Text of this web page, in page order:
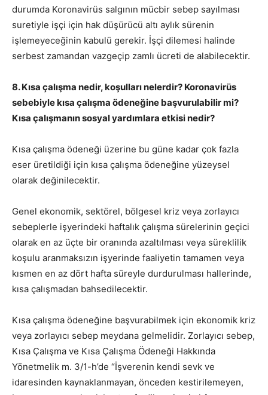
durumda Koronavirüs salgının mücbir sebep sayılması
suretiyle işçi için hak düşürücü altı aylık sürenin
işlemeyeceğinin kabulü gerekir. İşçi dilemesi halinde
serbest zamandan vazgeçip zamlı ücreti de alabilecektir.
8. Kısa çalışma nedir, koşulları nelerdir? Koronavirüs
sebebiyle kısa çalışma ödeneğine başvurulabilir mi?
Kısa çalışmanın sosyal yardımlara etkisi nedir?
Kısa çalışma ödeneği üzerine bu güne kadar çok fazla
eser üretildiği için kısa çalışma ödeneğine yüzeysel
olarak değinilecektir.
Genel ekonomik, sektörel, bölgesel kriz veya zorlayıcı
sebeplerle işyerindeki haftalık çalışma sürelerinin geçici
olarak en az üçte bir oranında azaltılması veya süreklilik
koşulu aranmaksızın işyerinde faaliyetin tamamen veya
kısmen en az dört hafta süreyle durdurulması hallerinde,
kısa çalışmadan bahsedilecektir.
Kısa çalışma ödeneğine başvurabilmek için ekonomik kriz
veya zorlayıcı sebep meydana gelmelidir. Zorlayıcı sebep,
Kısa Çalışma ve Kısa Çalışma Ödeneği Hakkında
Yönetmelik m. 3/1-h’de “İşverenin kendi sevk ve
idaresinden kaynaklanmayan, önceden kestirilemeyen,